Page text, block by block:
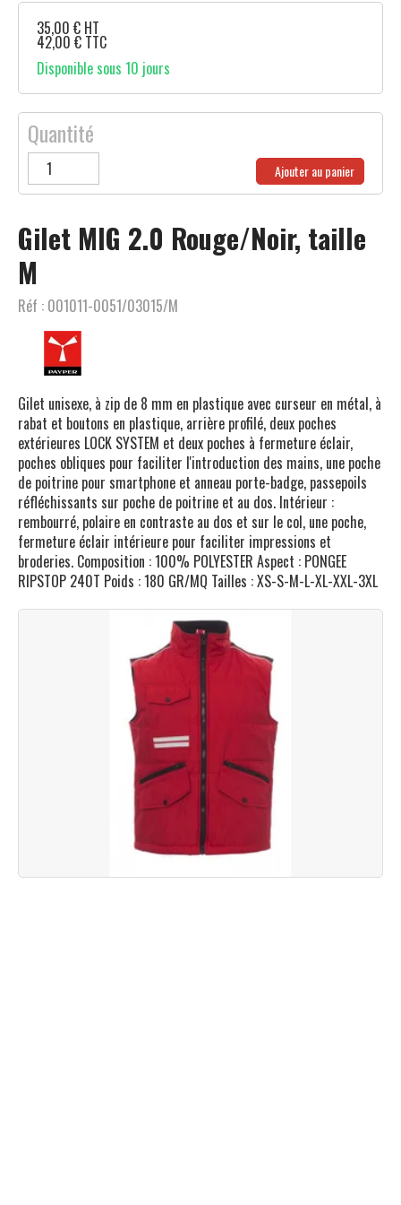
Gilet MIG 2.0 Rouge/Noir, taille
M
Réf : 001011-0051/03015/M
Gilet unisexe, à zip de 8 mm en plastique avec curseur en métal, à
rabat et boutons en plastique, arrière profilé, deux poches
extérieures LOCK SYSTEM et deux poches à fermeture éclair,
poches obliques pour faciliter l'introduction des mains, une poche
de poitrine pour smartphone et anneau porte-badge, passepoils
réfléchissants sur poche de poitrine et au dos. Intérieur :
rembourré, polaire en contraste au dos et sur le col, une poche,
fermeture éclair intérieure pour faciliter impressions et
broderies. Composition : 100% POLYESTER Aspect : PONGEE
RIPSTOP 240T Poids : 180 GR/MQ Tailles : XS-S-M-L-XL-XXL-3XL
35,00 € HT
42,00 € TTC
Disponible sous 10 jours
Quantité
Ajouter au panier